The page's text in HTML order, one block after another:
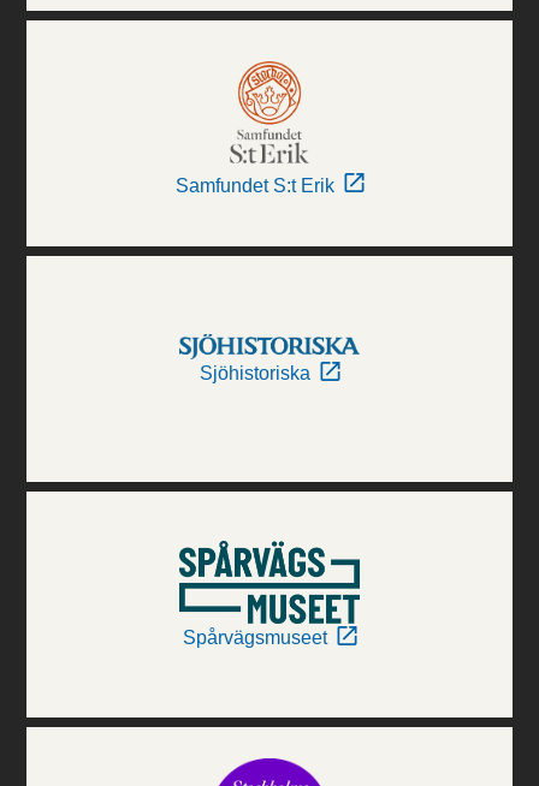
Samfundet S:t Erik
Sjöhistoriska
Spårvägsmuseet